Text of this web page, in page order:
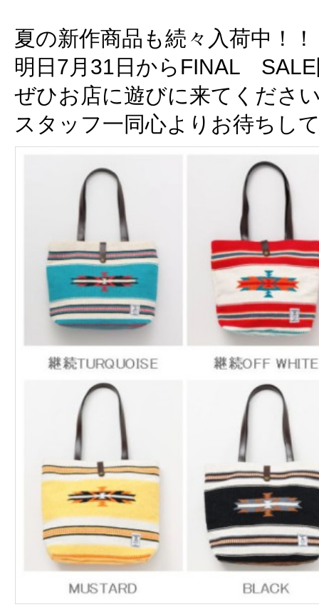
夏の新作商品も続々入荷中！！
明日7月31日からFINAL
ぜひお店に遊びに来てくださ
スタッフ一同心よりお待ちし